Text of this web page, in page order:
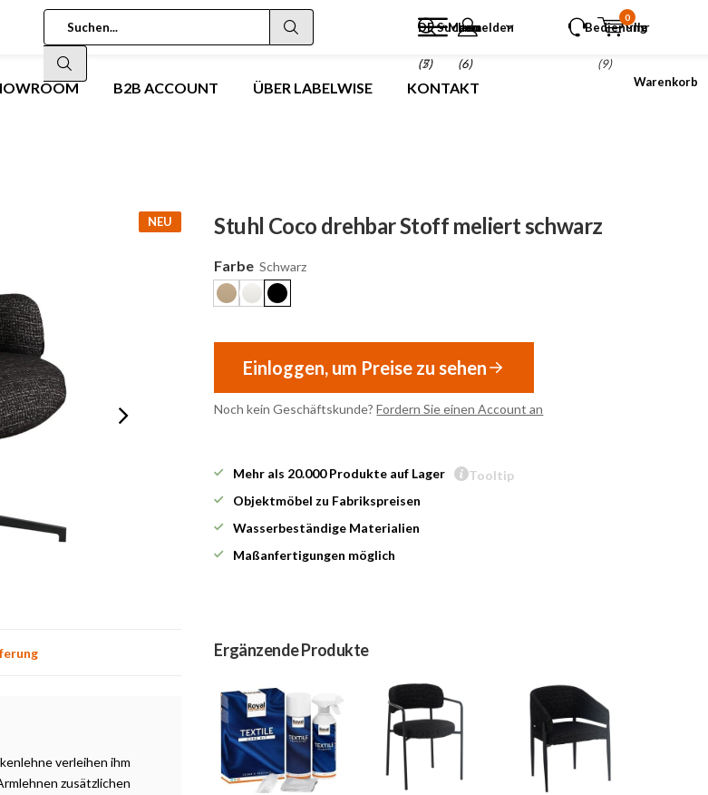
DE Suchen
(5)
anmelden
(6)
Menu
(7)
Bedienung
Ihr
Warenkorb
0
(9)
B2B ACCOUNT ÜBER LABELWISE KONTAKT
NEU Stuhl Coco drehbar Stoff meliert schwarz
Farbe Schwarz
Einloggen, um Preise zu sehen
Noch kein Geschäftskunde?Fordern Sie einen Account an
Mehr als 20.000 Produkte auf Lager
Tooltip
Objektmöbel zu Fabrikspreisen
Wasserbeständige Materialien
Maßanfertigungen möglich
verleihen ihm
zusätzlichen
Ergänzende Produkte